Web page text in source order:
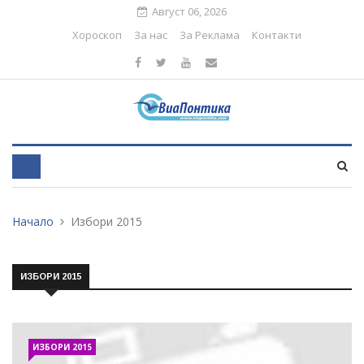
Август 06, 2026
Хороскоп
За нас За Реклама Контакти
Начало Избори 2015
ИЗБОРИ 2015
ИЗБОРИ 2015